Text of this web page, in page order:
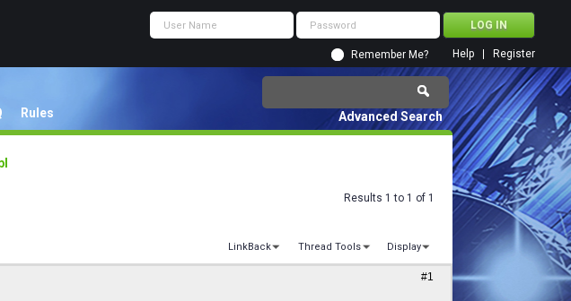
Remember Me? Register
Help
Rules Advanced Search
Results 1 to 1 of 1
LinkBack Thread Tools Display
#1